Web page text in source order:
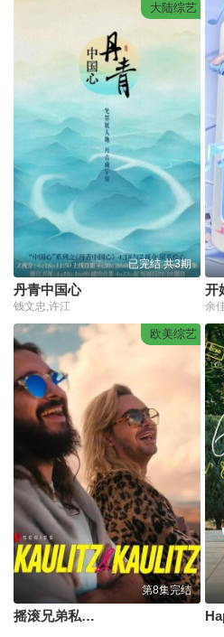
大陆综艺
已完结 共3期
丹青中国心
钱文忠,许江
欧美综艺
第8集完结
摇滚兄弟私生活第三季